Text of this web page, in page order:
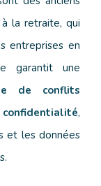
à la retraite, qui
entreprises en
garantit une
de conflits
,
et les données